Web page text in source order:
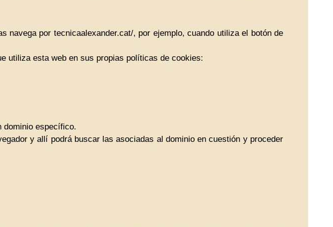
navega por tecnicaalexander.cat/, por ejemplo, cuando utiliza el botón de
utiliza esta web en sus propias políticas de cookies:
dominio específico.
y allí podrá buscar las asociadas al dominio en cuestión y proceder